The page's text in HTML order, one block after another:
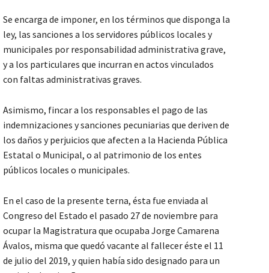
Se encarga de imponer, en los términos que disponga la
ley, las sanciones a los servidores públicos locales y
municipales por responsabilidad administrativa grave,
y a los particulares que incurran en actos vinculados
con faltas administrativas graves.
Asimismo, fincar a los responsables el pago de las
indemnizaciones y sanciones pecuniarias que deriven de
los daños y perjuicios que afecten a la Hacienda Pública
Estatal o Municipal, o al patrimonio de los entes
públicos locales o municipales.
En el caso de la presente terna, ésta fue enviada al
Congreso del Estado el pasado 27 de noviembre para
ocupar la Magistratura que ocupaba Jorge Camarena
Ávalos, misma que quedó vacante al fallecer éste el 11
de julio del 2019, y quien había sido designado para un